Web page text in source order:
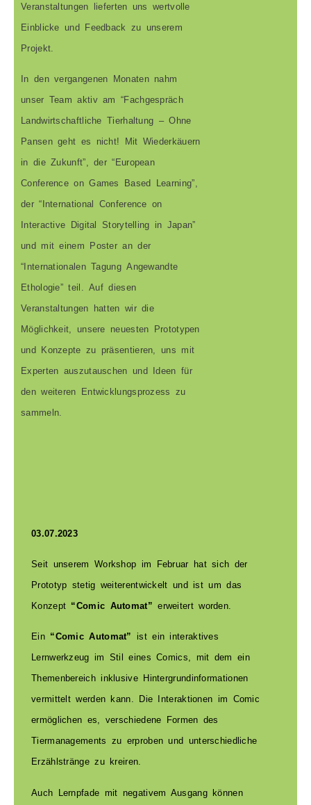
Veranstaltungen lieferten uns wertvolle
Einblicke und Feedback zu unserem
Projekt.
In den vergangenen Monaten nahm
unser Team aktiv am “Fachgespräch
Landwirtschaftliche Tierhaltung – Ohne
Pansen geht es nicht! Mit Wiederkäuern
in die Zukunft”, der “European
Conference on Games Based Learning”,
der “International Conference on
Interactive Digital Storytelling in Japan”
und mit einem Poster an der
“Internationalen Tagung Angewandte
Ethologie” teil. Auf diesen
Veranstaltungen hatten wir die
Möglichkeit, unsere neuesten Prototypen
und Konzepte zu präsentieren, uns mit
Experten auszutauschen und Ideen für
den weiteren Entwicklungsprozess zu
sammeln.
03.07.2023
Seit unserem Workshop im Februar hat sich der
Prototyp stetig weiterentwickelt und ist um das
Konzept “Comic Automat” erweitert worden.
Ein “Comic Automat” ist ein interaktives
Lernwerkzeug im Stil eines Comics, mit dem ein
Themenbereich inklusive Hintergrundinformationen
vermittelt werden kann.
Die Interaktionen im Comic
ermöglichen es, verschiedene Formen des
Tiermanagements zu erproben und unterschiedliche
Erzählstränge zu kreiren.
Auch Lernpfade mit negativem Ausgang können